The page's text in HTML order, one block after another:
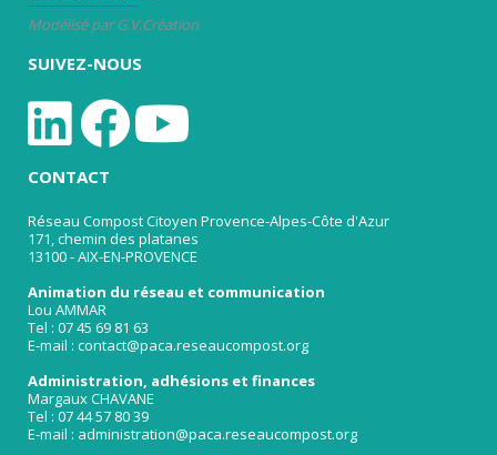
Modélisé par G.V.Création
SUIVEZ-NOUS
CONTACT
Réseau Compost Citoyen Provence-Alpes-Côte d'Azur
171, chemin des platanes
13100 - AIX-EN-PROVENCE
Animation du réseau et communication
Lou AMMAR
Tel : 07 45 69 81 63
E-mail : contact@paca.reseaucompost.org
Administration, adhésions et finances
Margaux CHAVANE
Tel : 07 44 57 80 39
E-mail : administration@paca.reseaucompost.org